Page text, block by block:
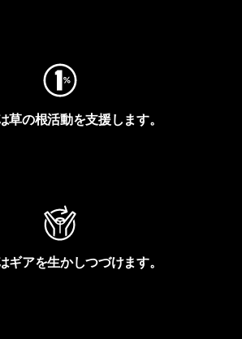
草の根活動を支援します。
ギアを生かしつづけます。